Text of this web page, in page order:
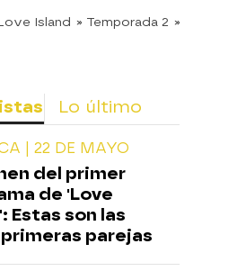
Island » Temporada 2 »
Lo último
| 22 DE MAYO
del primer
de 'Love
Estas son las
parejas